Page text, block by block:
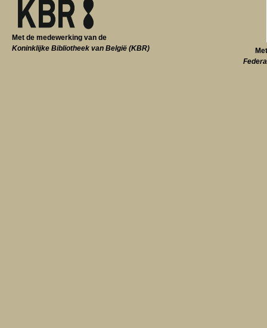
Met de medewerking van de
Koninklijke Bibliotheek van België (KBR)